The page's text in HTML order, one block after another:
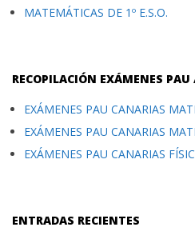
MATEMÁTICAS DE 1º E.S.O.
RECOPILACIÓN EXÁMENES PAU
EXÁMENES PAU CANARIAS
EXÁMENES PAU CANARIAS
EXÁMENES PAU CANARIAS
ENTRADAS RECIENTES